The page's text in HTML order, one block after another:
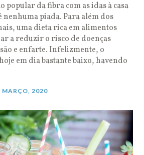
popular da fibra com as idas à casa
nenhuma piada. Para além dos
uma dieta rica em alimentos
a reduzir o risco de doenças
e enfarte. Infelizmente, o
em dia bastante baixo, havendo
MARÇO, 2020